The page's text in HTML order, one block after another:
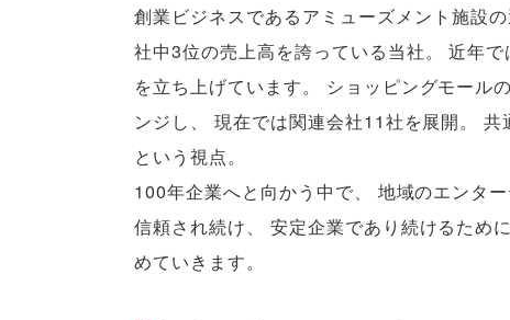
創業ビジネスであるアミューズメント施設
社中3位の売上高を誇っている当社。 近年で
を立ち上げています。 ショッピングモール
ンジし 、 現在では関連会社11社を展開。 共
という視点。
100年企業へと向かう中で、 地域のエンタ
信頼され続け、 安定企業であり続けるために
めていきます。